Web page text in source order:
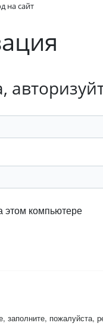
на сайт
этом компьютере
заполните, пожалуйста,